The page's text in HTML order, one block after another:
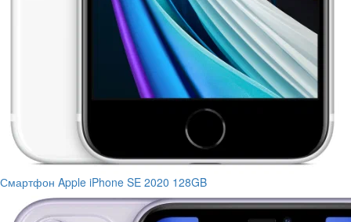
Смартфон Apple iPhone SE 2020 128GB